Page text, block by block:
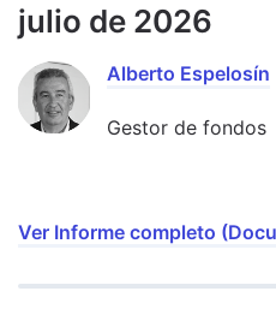
julio de 2026
Alberto Espelosín
Gestor de fondos
Ver Informe completo